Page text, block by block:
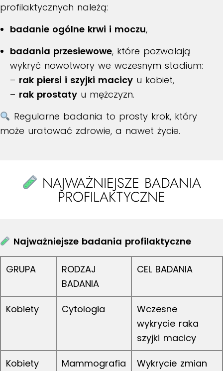
profilaktycznych należą:
badanie ogólne krwi i moczu,
badania przesiewowe, które pozwalają
wykryć nowotwory we wczesnym stadium:
– rak piersi i szyjki macicy u kobiet,
– rak prostaty u mężczyzn.
Regularne badania to prosty krok, który
może uratować zdrowie, a nawet życie.
NAJWAŻNIEJSZE BADANIA
PROFILAKTYCZNE
Najważniejsze badania profilaktyczne
GRUPA
RODZAJ
BADANIA
CEL BADANIA
Kobiety Cytologia
Wczesne
wykrycie raka
szyjki macicy
Kobiety Mammografia
Wykrycie zmian